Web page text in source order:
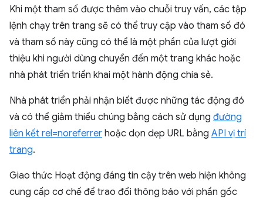
Khi một tham số được thêm vào chuỗi truy vấn, các tập
lệnh chạy trên trang sẽ có thể truy cập vào tham số đó
và tham số này cũng có thể là một phần của lượt giới
thiệu khi người dùng chuyển đến một trang khác hoặc
nhà phát triển triển khai một hành động chia sẻ.
Nhà phát triển phải nhận biết được những tác động đó
và có thể giảm thiểu chúng bằng cách sử dụng đường
liên kết rel=noreferrer hoặc dọn dẹp URL bằng API vị trí
trang.
Giao thức Hoạt động đáng tin cậy trên web hiện không
cung cấp cơ chế để trao đổi thông báo với phần gốc